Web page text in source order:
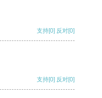
支持[0] 反对[0]
支持[0] 反对[0]